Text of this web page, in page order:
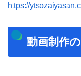
https://
動画制作